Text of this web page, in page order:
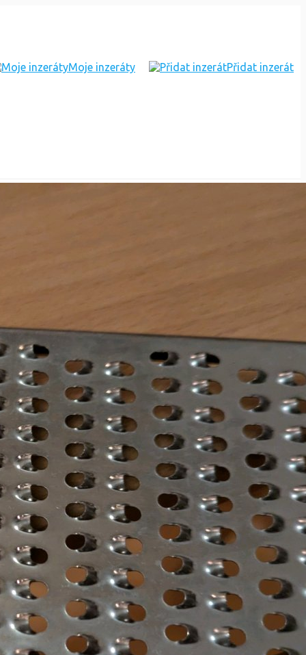
Moje inzeráty Přidat inzerát